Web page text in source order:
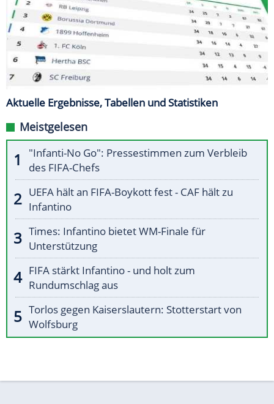
Aktuelle Ergebnisse, Tabellen und Statistiken
Meistgelesen
"Infanti-No Go": Pressestimmen zum Verbleib
des FIFA-Chefs
UEFA hält an FIFA-Boykott fest - CAF hält zu
Infantino
Times: Infantino bietet WM-Finale für
Unterstützung
FIFA stärkt Infantino - und holt zum
Rundumschlag aus
Torlos gegen Kaiserslautern: Stotterstart von
Wolfsburg